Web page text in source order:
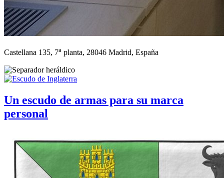
Castellana 135, 7a planta, 28046 Madrid, España
Un escudo de armas para su marca
personal